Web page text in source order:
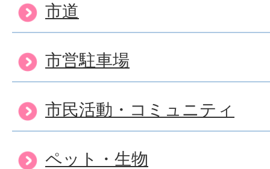
市道
市営駐車場
市民活動・コミュニティ
ペット・生物